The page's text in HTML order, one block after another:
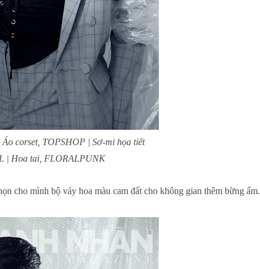
corset, TOPSHOP | Sơ-mi họa tiết
| Hoa tai, FLORALPUNK
cho mình bộ váy hoa màu cam đất cho không gian thêm bừng ấm.